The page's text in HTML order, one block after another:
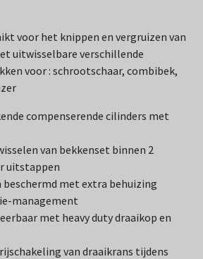
voor het knippen en vergruizen van
uitwisselbare verschillende
voor : schrootschaar, combibek,
compenserende cilinders met
van bekkenset binnen 2
uitstappen
met extra behuizing
management
met heavy duty draaikop en
van draaikrans tijdens